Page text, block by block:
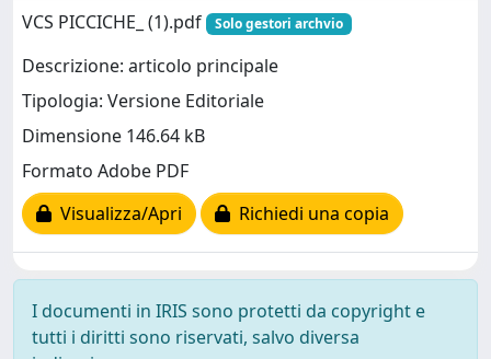
VCS PICCICHE_ (1).pdf
Solo gestori archvio
Descrizione: articolo principale
Tipologia: Versione Editoriale
Dimensione 146.64 kB
Formato Adobe PDF
Visualizza/Apri
Richiedi una copia
I documenti in IRIS sono protetti da copyright e
tutti i diritti sono riservati, salvo diversa